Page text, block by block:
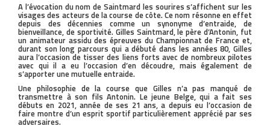
A l’évocation du nom de Saintmard les sourires s’affichent sur les
visages des acteurs de la course de côte. Ce nom résonne en effet
depuis des décennies comme un synonyme d’entraide, de
bienveillance, de sportivité. Gilles Saintmard, le père d’Antonin, fut
un animateur assidu des épreuves du Championnat de France et,
durant son long parcours qui a débuté dans les années 80, Gilles
aura l’occasion de tisser des liens forts avec de nombreux pilotes
avec qui il a eu l’occasion d’en découdre, mais également de
s’apporter une mutuelle entraide.
Une philosophie de la course que Gilles n’a pas manqué de
transmettre à son fils Antonin. Le jeune Belge, qui a fait ses
débuts en 2021, année de ses 21 ans, a depuis eu l’occasion de
faire montre d’un esprit sportif particulièrement apprécié par ses
adversaires.